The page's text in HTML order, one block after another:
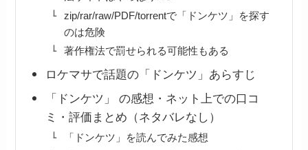
zip/rar/raw/PDF/torrentで「ドンケツ」を探す
のは危険
著作権法で罰せられる可能性もある
ロケマサで話題の「ドンケツ」あらすじ
「ドンケツ」 の感想・ネット上での口コ
ミ・評価まとめ（ネタバレなし）
「ドンケツ」を読んでみた感想